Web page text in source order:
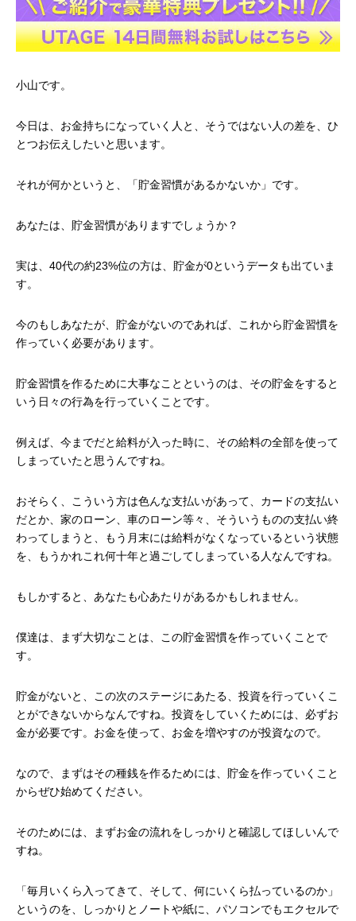
小山です。
今日は、お金持ちになっていく人と、そうではない人の差を、ひ
とつお伝えしたいと思います。
それが何かというと、「貯金習慣があるかないか」です。
あなたは、貯金習慣がありますでしょうか？
実は、40代の約23%位の方は、貯金が0というデータも出ていま
す。
今のもしあなたが、貯金がないのであれば、これから貯金習慣を
作っていく必要があります。
貯金習慣を作るために大事なことというのは、その貯金をすると
いう日々の行為を行っていくことです。
例えば、今までだと給料が入った時に、その給料の全部を使って
しまっていたと思うんですね。
おそらく、こういう方は色んな支払いがあって、カードの支払い
だとか、家のローン、車のローン等々、そういうものの支払い終
わってしまうと、もう月末には給料がなくなっているという状態
を、もうかれこれ何十年と過ごしてしまっている人なんですね。
もしかすると、あなたも心あたりがあるかもしれません。
僕達は、まず大切なことは、この貯金習慣を作っていくことで
す。
貯金がないと、この次のステージにあたる、投資を行っていくこ
とができないからなんですね。投資をしていくためには、必ずお
金が必要です。お金を使って、お金を増やすのが投資なので。
なので、まずはその種銭を作るためには、貯金を作っていくこと
からぜひ始めてください。
そのためには、まずお金の流れをしっかりと確認してほしいんで
すね。
「毎月いくら入ってきて、そして、何にいくら払っているのか」
というのを、しっかりとノートや紙に、パソコンでもエクセルで